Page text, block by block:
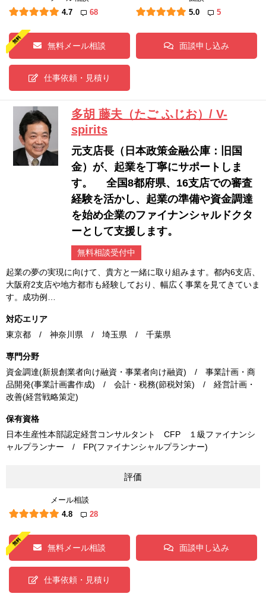
4.7
68
5.0
5
無料メール相談 面談申し込み
仕事依頼・見積り
多胡 藤夫（たご ふじお）/ V-
spirits
元支店長（日本政策金融公庫：旧国
金）が、起業を丁寧にサポートしま
す。 全国8都府県、16支店での審査
経験を活かし、起業の準備や資金調達
を始め企業のファイナンシャルドクタ
ーとして支援します。
無料相談受付中
起業の夢の実現に向けて、貴方と一緒に取り組みます。都内6支店、
大阪府2支店や地方都市も経験しており、幅広く事業を見てきていま
す。成功例…
対応エリア
東京都 / 神奈川県 / 埼玉県 / 千葉県
専門分野
資金調達(新規創業者向け融資・事業者向け融資) / 事業計画・商
品開発(事業計画書作成) / 会計・税務(節税対策) / 経営計画・
改善(経営戦略策定)
保有資格
日本生産性本部認定経営コンサルタント CFP １級ファイナンシ
ャルプランナー / FP(ファイナンシャルプランナー)
評価
メール相談
4.8
28
無料メール相談 面談申し込み
仕事依頼・見積り